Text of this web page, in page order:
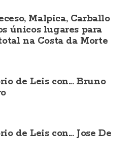
Malpica, Carballo
únicos lugares para
na Costa da Morte
de Leis con... Bruno
de Leis con... Jose De